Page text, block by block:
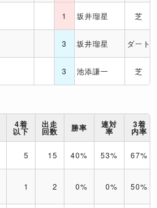
1 坂井瑠星 芝
3 坂井瑠星 ダート
3 池添謙一 芝
4着
以下
出走
回数 勝率 連対
率
3着
内率
5 15 40% 53% 67%
1 2 0% 0% 50%